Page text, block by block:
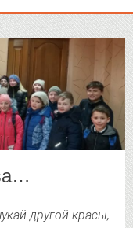
другой красы,